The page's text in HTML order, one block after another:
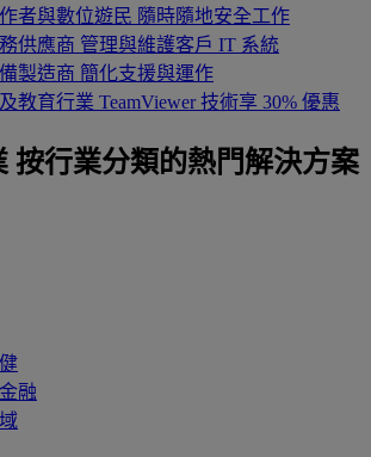
者與數位遊民 隨時隨地安全工作
供應商 管理與維護客戶 IT 系統
製造商 簡化支援與運作
教育行業 TeamViewer 技術享 30% 優惠
按行業分類的熱門解決方案
融